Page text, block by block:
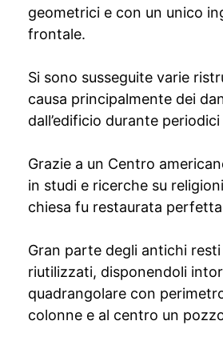
geometrici e con un unico
frontale.
Si sono susseguite varie
causa principalmente dei
dall’edificio durante
Grazie a un Centro
in studi e ricerche su
chiesa fu restaurata
Gran parte degli antichi
riutilizzati, disponendoli
quadrangolare con
colonne e al centro un